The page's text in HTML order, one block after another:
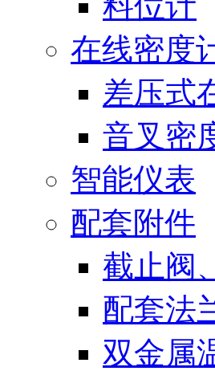
在线密度
差压式
音叉密
智能仪表
配套附件
截止阀
配套法
双金属